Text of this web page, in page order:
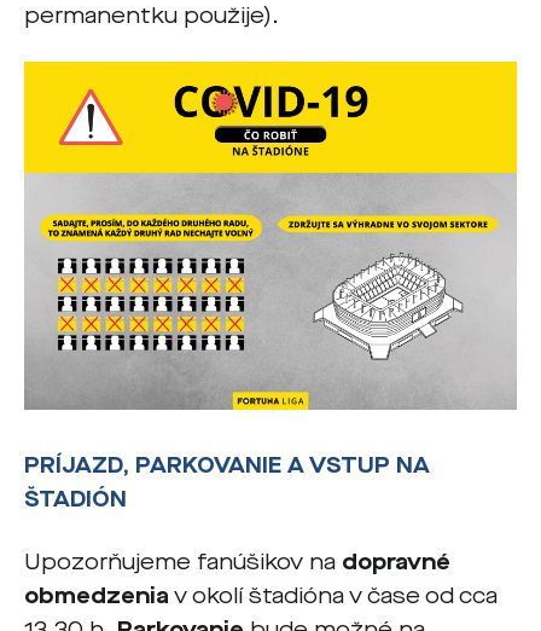
permanentku použije).
PRÍJAZD, PARKOVANIE A VSTUP NA
ŠTADIÓN
Upozorňujeme fanúšikov na dopravné
obmedzenia v okolí štadióna v čase od cca